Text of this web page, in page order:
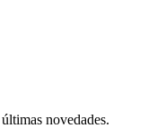
novedades.